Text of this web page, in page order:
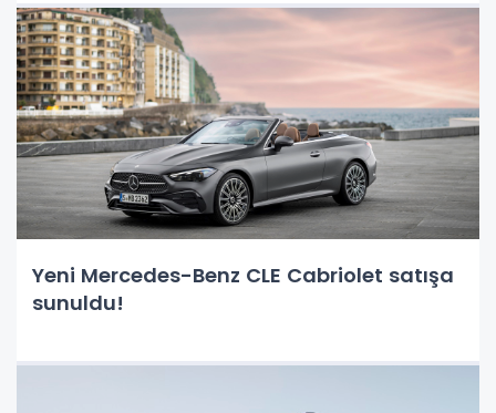
Yeni Mercedes-Benz CLE Cabriolet satışa
sunuldu!